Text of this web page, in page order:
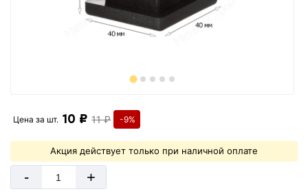
Цена за шт. 10 ₽ 11 ₽ -9%
Акция действует только при наличной оплате
- +